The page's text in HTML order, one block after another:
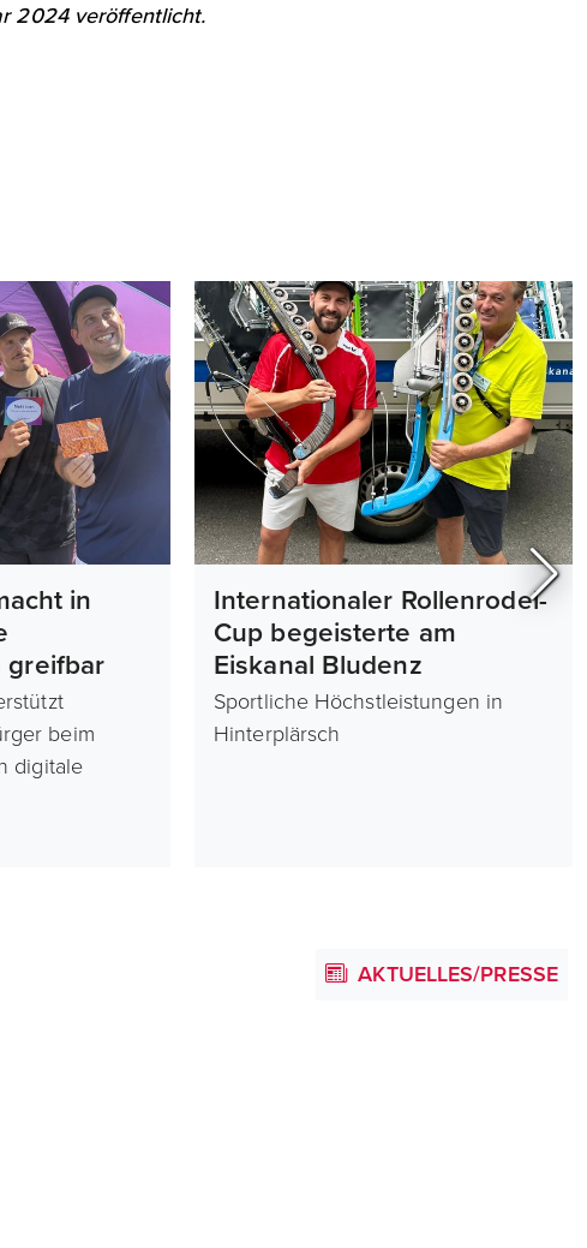
2024 veröffentlicht.
in
greifbar
beim
digitale
Internationaler Rollenrodel-
Cup begeisterte am
Eiskanal Bludenz
Sportliche Höchstleistungen in
Hinterplärsch
AKTUELLES/PRESSE